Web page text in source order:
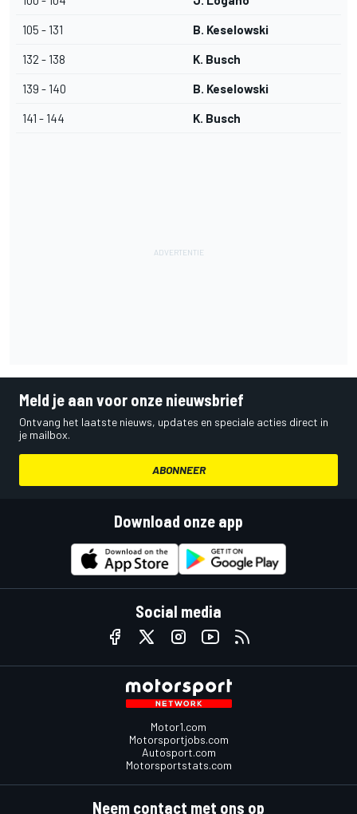
105 - 131 B. Keselowski
132 - 138 K. Busch
139 - 140 B. Keselowski
141 - 144 K. Busch
Meld je aan voor onze nieuwsbrief
Ontvang het laatste nieuws, updates en speciale acties direct in
je mailbox.
ABONNEER
Download onze app
Social media
Motor1.com
Motorsportjobs.com
Autosport.com
Motorsportstats.com
Neem contact met ons op